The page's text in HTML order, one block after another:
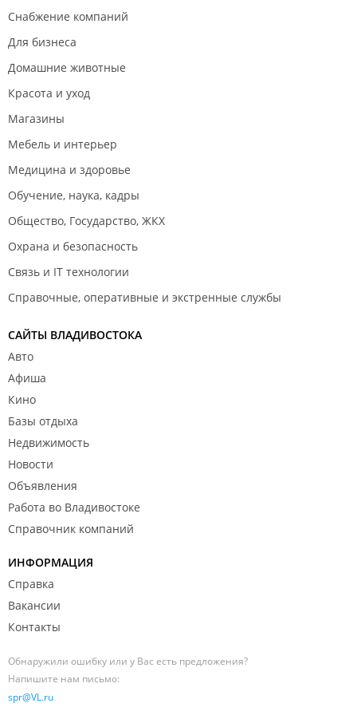
«зарплатные» программы,
операции с наличной иностранной валютой,
бюджетную систему РФ,
денежные переводы без открытия банковского счета в
режиме одного дня,
быстрый перевод денежных средств через
и «Coinstar Money Transfer»,
различные виды кредитования для жителей сельской
местности.
Снабжение компаний
Для бизнеса
Домашние животные
Красота и уход
Магазины
Мебель и интерьер
Медицина и здоровье
Обучение, наука, кадры
Общество, Государство, ЖКХ
Охрана и безопасность
Связь и IT технологии
Справочные, оперативные и экстренные службы
САЙТЫ ВЛАДИВОСТОКА
Авто
Афиша
Кино
Базы отдыха
Недвижимость
Новости
Объявления
Работа во Владивостоке
Справочник компаний
ИНФОРМАЦИЯ
Справка
Вакансии
Контакты
Обнаружили ошибку или у Вас есть предложения?
Напишите нам письмо:
spr@VL.ru